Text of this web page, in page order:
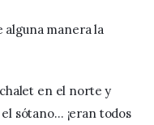
alguna manera la
en el norte y
sótano… ¡eran todos